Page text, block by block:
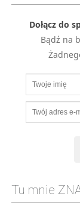
Dołącz do
Bądź na
Tu mnie